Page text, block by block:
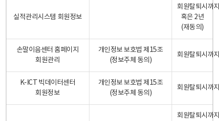
실적관리시스템 회원정보
회원탈퇴시까
혹은 2년
(재동의)
손말이음센터 홈페이지
회원관리
개인정보 보호법 제15조
(정보주체 동의)
회원탈퇴시까
K-ICT 빅데이터센터
회원정보
개인정보 보호법 제15조
(정보주체 동의)
회원탈퇴시까
회원탈퇴시까